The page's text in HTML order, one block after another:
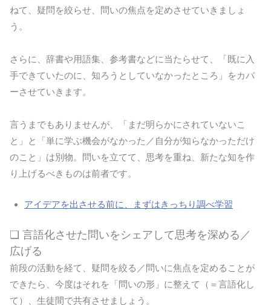
ねて、疑問を絞らせ、問いの焦点を定めさせていきましょ
う。
さらに、辞書や用語集、参考書などに当たらせて、「既に入
手できていたのに、知ろうとしていなかったところ」をカバ
ーさせていきます。
言うまでもありませんが、「まだ明らかにされていないこ
と」と「単に学ぶ機会がなかった／自分が知らなかっただけ
のこと」は別物。問いを立てて、思考を重ね、新たな知を作
り上げるべきものは前者です。
アイデアを出させる前に、まずはきっちり調べ学習
❏ 言語化させた問いをシェアして思考を深める／
広げる
前段の活動を経て、疑問を絞る／問いに焦点を定めることが
できたら、今度はそれを「問いの形」に整えて（＝言語化し
て）、生徒間で共有させましょう。